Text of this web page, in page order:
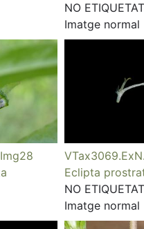
NO ETIQUETAT
Imatge normal
Eclipta
NO ETIQUETAT
Imatge normal